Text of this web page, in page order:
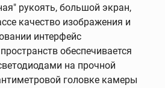
рукоять, большой экран,
качество изображения и
интерфейс
обеспечивается
на прочной
головке камеры